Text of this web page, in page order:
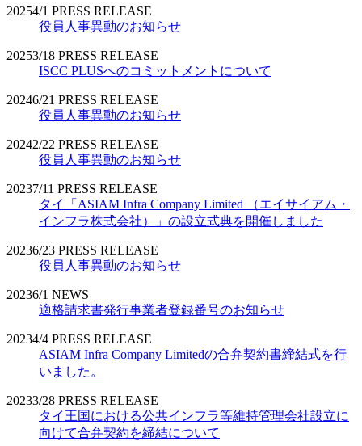
20254/1 PRESS RELEASE
役員人事異動のお知らせ
20253/18 PRESS RELEASE
ISCC PLUSへのコミットメントについて
20246/21 PRESS RELEASE
役員人事異動のお知らせ
20242/22 PRESS RELEASE
役員人事異動のお知らせ
20237/11 PRESS RELEASE
タイ「ASIAM Infra Company Limited （エイサイアム・
インフラ株式会社）」の設立式典を開催しました
20236/23 PRESS RELEASE
役員人事異動のお知らせ
20236/1 NEWS
適格請求書発行事業者登録番号のお知らせ
20234/4 PRESS RELEASE
ASIAM Infra Company Limitedの合弁契約書締結式を行
いました。
20233/28 PRESS RELEASE
タイ王国における公共インフラ等維持管理会社設立に
向けて合弁契約を締結について